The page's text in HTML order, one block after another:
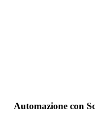
Automazione con